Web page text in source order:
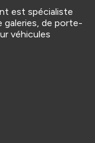
est spécialiste
galeries, de porte-
véhicules